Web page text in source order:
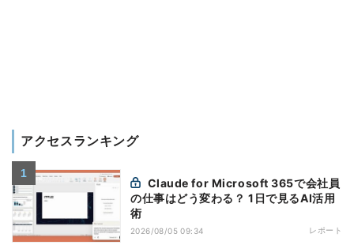
アクセスランキング
の仕事はどう変わる？ 1日で見るAI活用
術
2026/08/05 09:34 レポート